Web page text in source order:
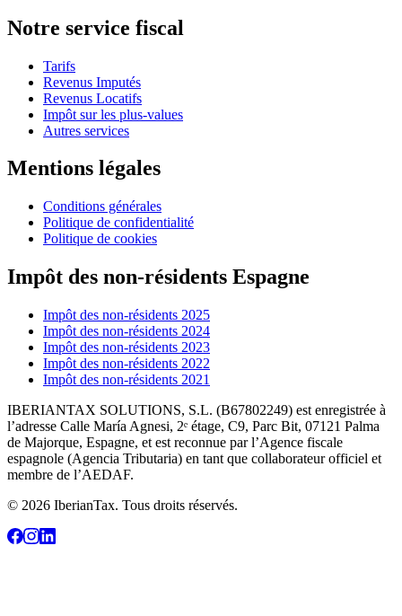
Notre service fiscal
Tarifs
Revenus Imputés
Revenus Locatifs
Impôt sur les plus-values
Autres services
Mentions légales
Conditions générales
Politique de confidentialité
Politique de cookies
Impôt des non-résidents Espagne
Impôt des non-résidents 2025
Impôt des non-résidents 2024
Impôt des non-résidents 2023
Impôt des non-résidents 2022
Impôt des non-résidents 2021
IBERIANTAX SOLUTIONS, S.L. (B67802249) est enregistrée à
l’adresse Calle María Agnesi, 2ᵉ étage, C9, Parc Bit, 07121 Palma
de Majorque, Espagne, et est reconnue par l’Agence fiscale
espagnole (Agencia Tributaria) en tant que collaborateur officiel et
membre de l’AEDAF.
© 2026 IberianTax. Tous droits réservés.